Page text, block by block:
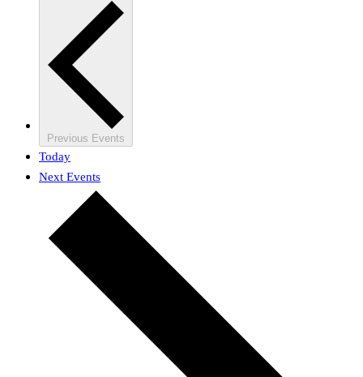
Previous Events
Today
Next Events